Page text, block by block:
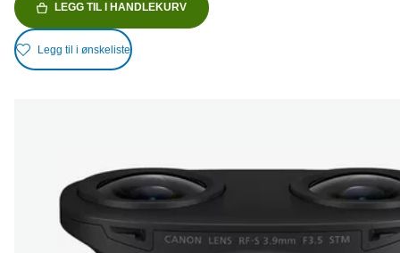
LEGG TIL I HANDLEKURV
Legg til i ønskeliste